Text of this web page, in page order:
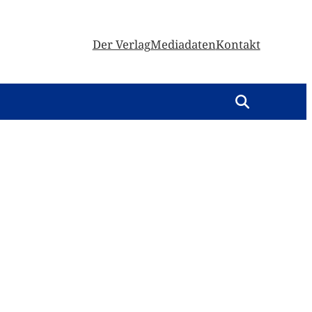
Der VerlagMediadatenKontakt